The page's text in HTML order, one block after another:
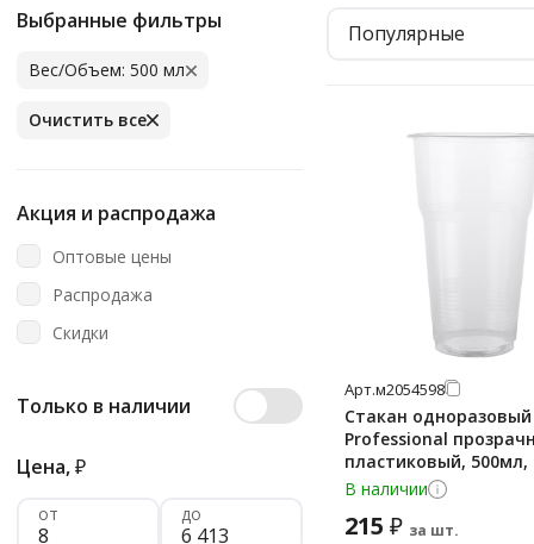
Выбранные фильтры
Вес/Объем: 500 мл
Очистить все
Акция и распродажа
Оптовые цены
Распродажа
Скидки
Только в наличии
Цена,₽
от до
Популярные
Арт.м2054598
Стакан
Professional
пластиковый,
В наличии
215 ₽ за шт.